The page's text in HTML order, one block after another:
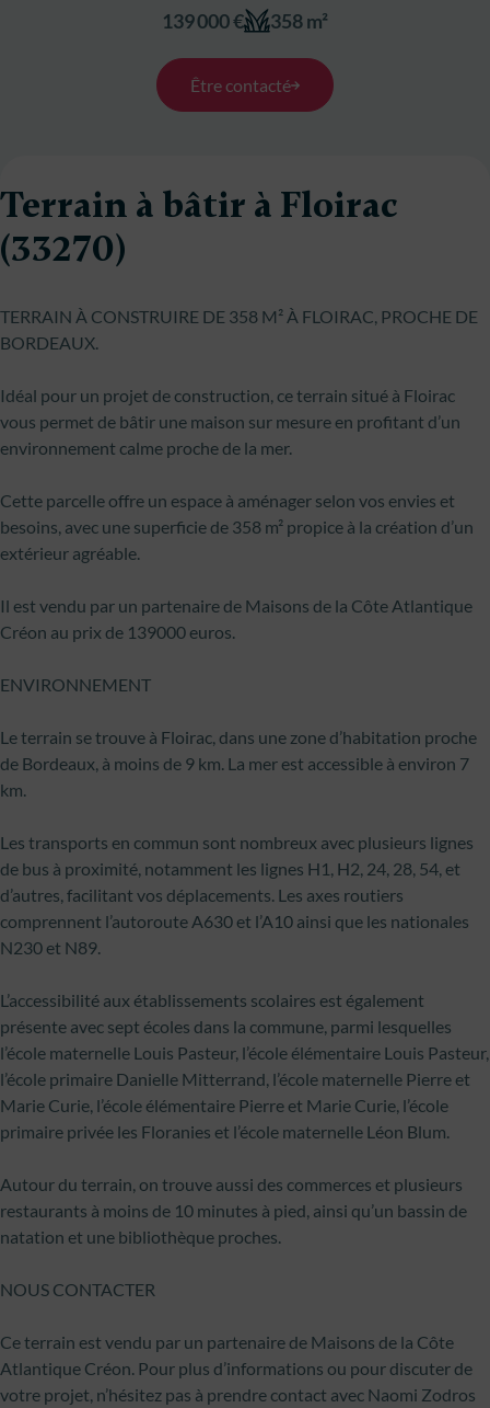
139 000 € 358 m²
Être contacté
Terrain à bâtir à Floirac
(33270)
TERRAIN À CONSTRUIRE DE 358 M² À FLOIRAC, PROCHE DE
BORDEAUX.
Idéal pour un projet de construction, ce terrain situé à Floirac
vous permet de bâtir une maison sur mesure en profitant d’un
environnement calme proche de la mer.
Cette parcelle offre un espace à aménager selon vos envies et
besoins, avec une superficie de 358 m² propice à la création d’un
extérieur agréable.
Il est vendu par un partenaire de Maisons de la Côte Atlantique
Créon au prix de 139000 euros.
ENVIRONNEMENT
Le terrain se trouve à Floirac, dans une zone d’habitation proche
de Bordeaux, à moins de 9 km. La mer est accessible à environ 7
km.
Les transports en commun sont nombreux avec plusieurs lignes
de bus à proximité, notamment les lignes H1, H2, 24, 28, 54, et
d’autres, facilitant vos déplacements. Les axes routiers
comprennent l’autoroute A630 et l’A10 ainsi que les nationales
N230 et N89.
L’accessibilité aux établissements scolaires est également
présente avec sept écoles dans la commune, parmi lesquelles
l’école maternelle Louis Pasteur, l’école élémentaire Louis Pasteur,
l’école primaire Danielle Mitterrand, l’école maternelle Pierre et
Marie Curie, l’école élémentaire Pierre et Marie Curie, l’école
primaire privée les Floranies et l’école maternelle Léon Blum.
Autour du terrain, on trouve aussi des commerces et plusieurs
restaurants à moins de 10 minutes à pied, ainsi qu’un bassin de
natation et une bibliothèque proches.
NOUS CONTACTER
Ce terrain est vendu par un partenaire de Maisons de la Côte
Atlantique Créon. Pour plus d’informations ou pour discuter de
votre projet, n’hésitez pas à prendre contact avec Naomi Zodros